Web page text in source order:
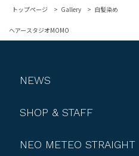
トップページ Gallery 白髪染め
ヘアースタジオMOMO
NEWS
SHOP & STAFF
NEO METEO STRAIGHT